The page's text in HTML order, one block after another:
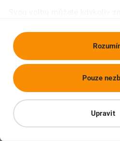
Upravit
Pouze